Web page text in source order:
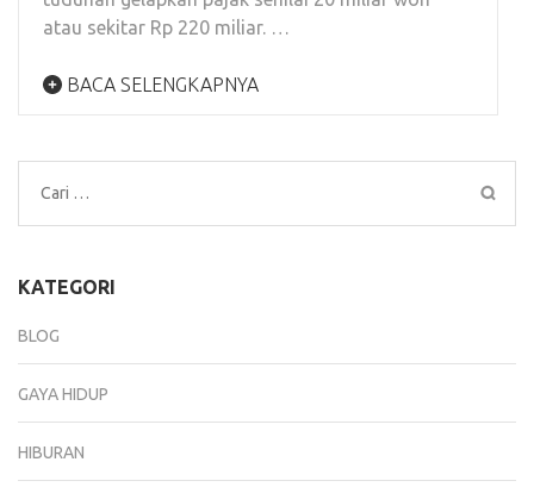
atau sekitar Rp 220 miliar. …
BACA SELENGKAPNYA
Cari
untuk:
KATEGORI
BLOG
GAYA HIDUP
HIBURAN